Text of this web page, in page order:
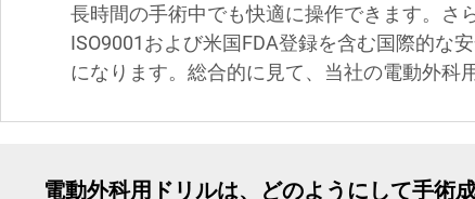
長時間の手術中でも快適に操作できます。さ
ISO9001および米国FDA登録を含む国際的な
になります。総合的に見て、当社の電動外科
電動外科用ドリルは、どのようにして手術